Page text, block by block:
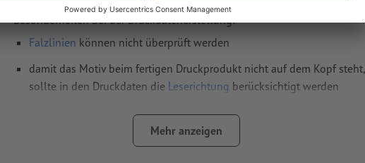
Besonderheiten bei der Druckdatenerstellung:
Falzlinien können nicht überprüft werden
damit das Motiv beim fertigen Druckprodukt nicht auf dem Kopf steht,
sollte in den Druckdaten die Leserichtung berücksichtigt werden
anlegen, wichtige Informationen mit mind. 3
Mehr anzeigen